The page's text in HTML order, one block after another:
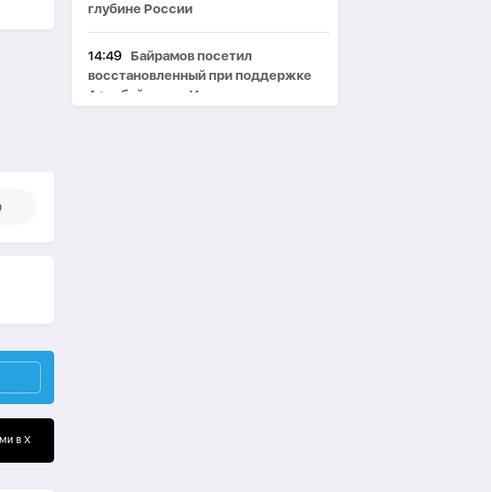
в X
глубине России
14:49
Байрамов посетил
восстановленный при поддержке
Азербайджана Ирпень